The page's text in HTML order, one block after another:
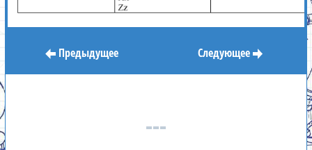
Предыдущее Следующее